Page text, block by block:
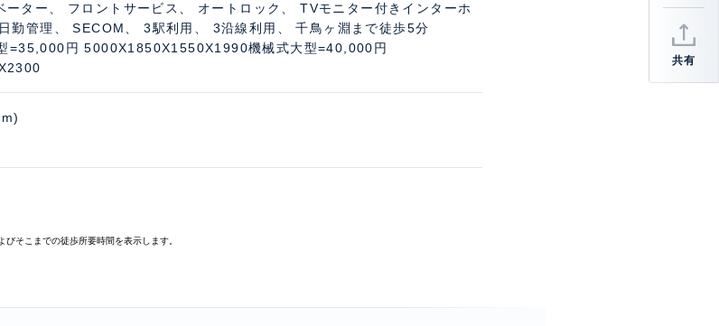
ーター、 フロントサービス、 オートロック、 TVモニター付きインターホ
勤管理、 SECOM、 3駅利用、 3沿線利用、 千鳥ヶ淵まで徒歩5分
=35,000円 5000X1850X1550X1990機械式大型=40,000円
そこまでの徒歩所要時間を表示します。
共有